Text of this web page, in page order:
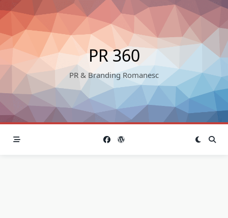
Skip
to
content
PR 360
PR & Branding Romanesc